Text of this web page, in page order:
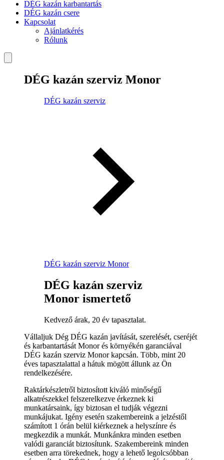
DÉG kazán karbantartás
DÉG kazán csere
Kapcsolat
Ajánlatkérés
Rólunk
DÉG kazán szerviz Monor
DÉG kazán szerviz
DÉG kazán szerviz Monor
DÉG kazán szerviz
Monor ismertető
Kedvező árak, 20 év tapasztalat.
Vállaljuk Dég DÉG kazán javítását, szerelését, cseréjét
és karbantartását Monor és környékén garanciával
DÉG kazán szerviz Monor kapcsán. Több, mint 20
éves tapasztalattal a hátuk mögött állunk az Ön
rendelkezésére.
Raktárkészletről biztosított kiváló minőségű
alkatrészekkel felszerelkezve érkeznek ki
munkatársaink, így biztosan el tudják végezni
munkájukat. Igény esetén szakembereink a jelzéstől
számított 1 órán belül kiérkeznek a helyszínre és
megkezdik a munkát. Munkánkra minden esetben
valódi garanciát biztosítunk. Szakembereink minden
esetben arra törekednek, hogy a lehető legolcsóbban